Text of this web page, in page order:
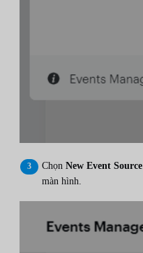
Chọn New Event Source
màn hình.